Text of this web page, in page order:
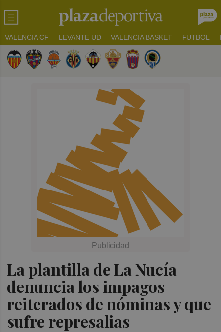
VALENCIA CF LEVANTE UD VALENCIA BASKET FUTBOL
La plantilla de La Nucía
denuncia los impagos
reiterados de nóminas y que
sufre represalias